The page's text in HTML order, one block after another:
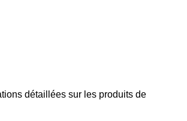
détaillées sur les produits de